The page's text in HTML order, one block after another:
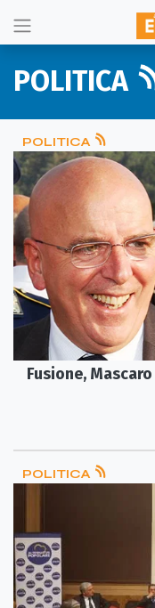
POLITICA
POLITICA
Fusione,
POLITICA